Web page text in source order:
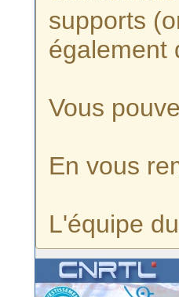
supports
également
Vous
En vous
L'équipe